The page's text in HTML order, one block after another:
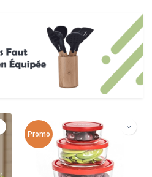
Promo